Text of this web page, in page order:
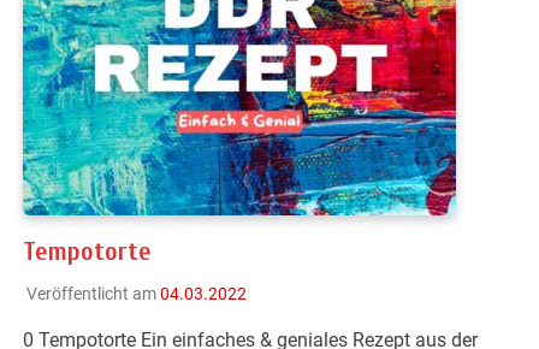
Tempotorte
Veröffentlicht am04.03.2022
0 Tempotorte Ein einfaches & geniales Rezept aus der